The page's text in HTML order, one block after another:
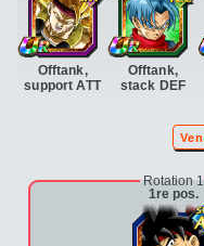
Offtank,
support ATT
Offtank,
stack DEF
Rotation 1
1re pos.